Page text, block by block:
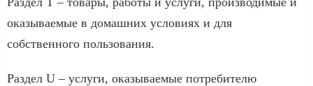
оказываемые в домашних условиях и для
собственного пользования.
Раздел U – услуги, оказываемые потребителю